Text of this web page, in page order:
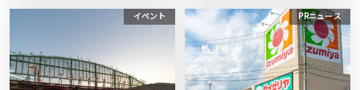
イベント PRニュース